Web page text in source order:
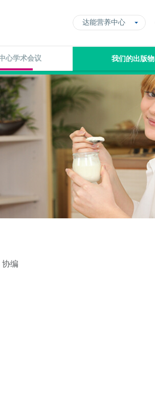
达能营养中心
心学术会议 我们的出版物
编